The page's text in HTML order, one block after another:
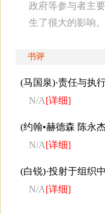
政府等参与者主
生了很大的影响
书评
(马国泉)·责任与执
N/A[详细]
(约翰•赫德森 陈永
N/A[详细]
(白锐)·投射于组织
N/A[详细]